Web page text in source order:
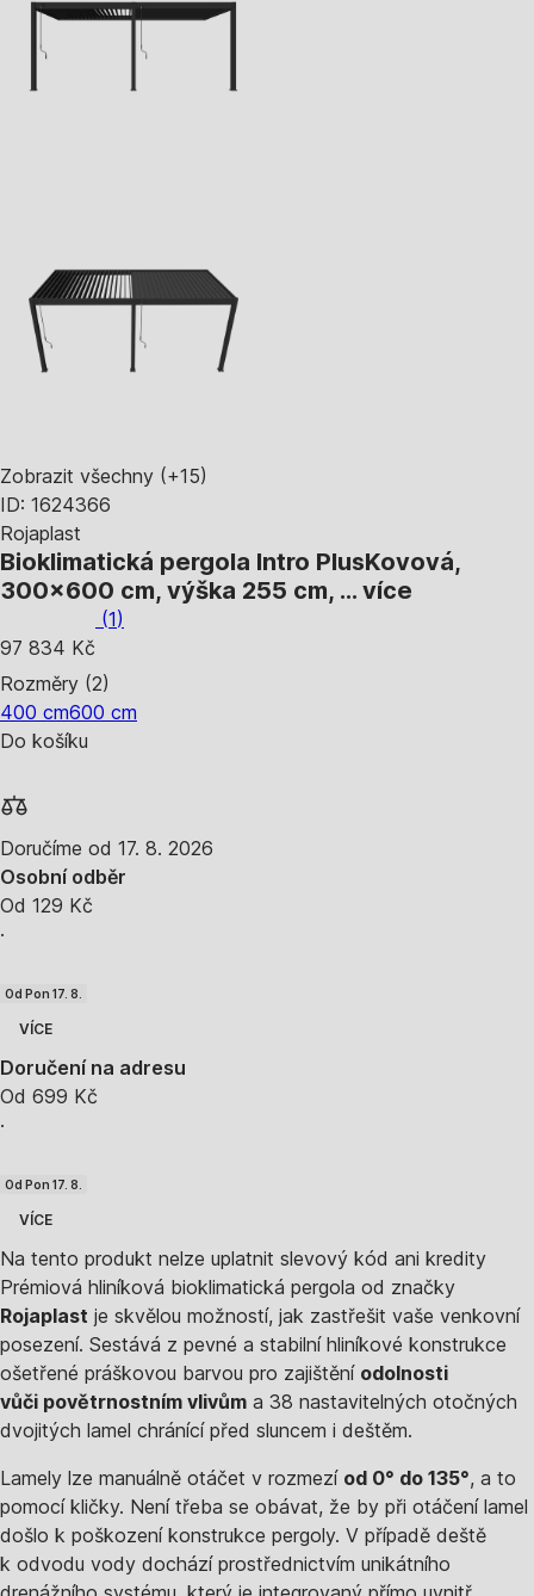
Zobrazit všechny (+15)
ID: 1624366
Rojaplast
Bioklimatická pergola Intro PlusKovová,
300x600 cm, výška 255 cm, … více
(1)
97 834 Kč
Rozměry (2)
400 cm600 cm
Do košíku
Doručíme od 17. 8. 2026
Osobní odběr
Od 129 Kč
·
Od Pon 17. 8.
VÍCE
Doručení na adresu
Od 699 Kč
·
Od Pon 17. 8.
VÍCE
Na tento produkt nelze uplatnit slevový kód ani kredity
Prémiová hliníková bioklimatická pergola od značky
Rojaplast je skvělou možností, jak zastřešit vaše venkovní
posezení. Sestává z pevné a stabilní hliníkové konstrukce
ošetřené práškovou barvou pro zajištění odolnosti
vůči povětrnostním vlivům a 38 nastavitelných otočných
dvojitých lamel chránící před sluncem i deštěm.
Lamely lze manuálně otáčet v rozmezí od 0° do 135°, a to
pomocí kličky. Není třeba se obávat, že by při otáčení lamel
došlo k poškození konstrukce pergoly. V případě deště
k odvodu vody dochází prostřednictvím unikátního